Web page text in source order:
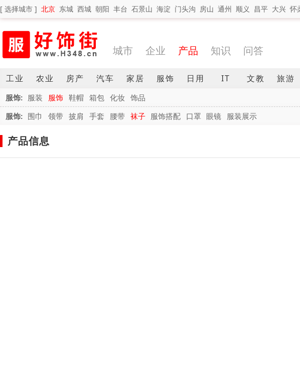
[ 选择城市 ] 北京 东城 西城 朝阳 丰台 石景山 海淀 门头沟 房山 通州 顺义 昌平 大兴 怀
城市 企业 产品 知识 问答
工业 农业 房产 汽车 家居 服饰 日用 IT 文教 旅游
服饰: 服装 服饰 鞋帽 箱包 化妆 饰品
服饰: 围巾 领带 披肩 手套 腰带 袜子 服饰搭配 口罩 眼镜 服装展示
产品信息